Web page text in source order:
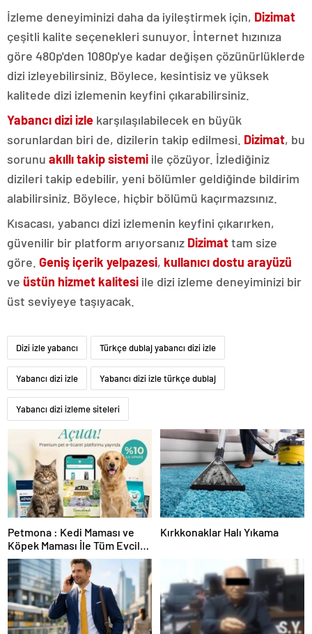
İzleme deneyiminizi daha da iyileştirmek için, Dizimat
çeşitli kalite seçenekleri sunuyor. İnternet hızınıza
göre 480p'den 1080p'ye kadar değişen çözünürlüklerde
dizi izleyebilirsiniz. Böylece, kesintisiz ve yüksek
kalitede dizi izlemenin keyfini çıkarabilirsiniz.
Yabancı dizi izle karşılaşılabilecek en büyük
sorunlardan biri de, dizilerin takip edilmesi. Dizimat, bu
sorunu akıllı takip sistemi ile çözüyor. İzlediğiniz
dizileri takip edebilir, yeni bölümler geldiğinde bildirim
alabilirsiniz. Böylece, hiçbir bölümü kaçırmazsınız.
Kısacası, yabancı dizi izlemenin keyfini çıkarırken,
güvenilir bir platform arıyorsanız Dizimattam size
göre. Geniş içerik yelpazesi, kullanıcı dostu arayüzü
ve üstün hizmet kalitesi ile dizi izleme deneyiminizi bir
üst seviyeye taşıyacak.
Dizi izle yabancı Türkçe dublaj yabancı dizi izle
Yabancı dizi izle Yabancı dizi izle türkçe dublaj
Yabancı dizi izleme siteleri
Petmona : Kedi Maması ve
Köpek Maması İle Tüm Evcil
Hayvan Ürünleri
Kırkkonaklar Halı Yıkama